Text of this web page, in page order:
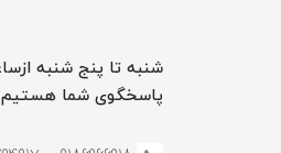
پاسخگوی شما هستیم